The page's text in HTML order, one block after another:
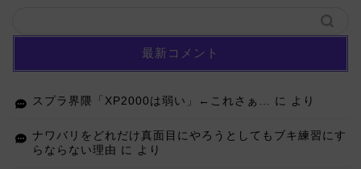
最新コメント
スプラ界隈「XP2000は弱い」←これさぁ… に より
ナワバリをどれだけ真面目にやろうとしてもブキ練習にす
らならない理由 に より